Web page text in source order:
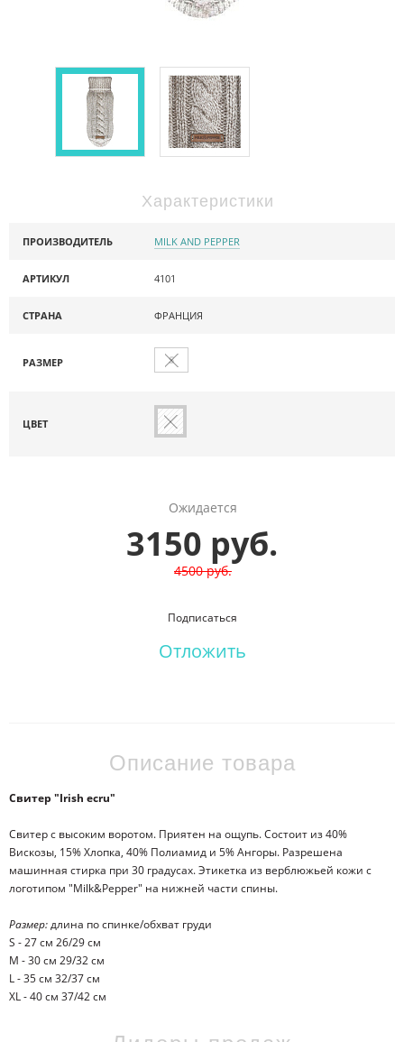
Характеристики
ПРОИЗВОДИТЕЛЬ MILK AND PEPPER
АРТИКУЛ 4101
СТРАНА ФРАНЦИЯ
РАЗМЕР S
ЦВЕТ
Ожидается
3150 руб.
4500 руб.
Подписаться
Отложить
Описание товара
Свитер "Irish ecru"
Свитер с высоким воротом. Приятен на ощупь. Состоит из 40%
Вискозы, 15% Хлопка, 40% Полиамид и 5% Ангоры. Разрешена
машинная стирка при 30 градусах. Этикетка из верблюжьей кожи с
логотипом "Milk&Pepper" на нижней части спины.
Размер:длина по спинке/обхват груди
S - 27 см 26/29 см
M - 30 см 29/32 см
L - 35 см 32/37 см
XL - 40 см 37/42 см